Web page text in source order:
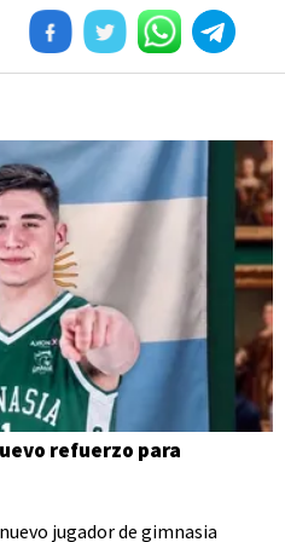
refuerzo para